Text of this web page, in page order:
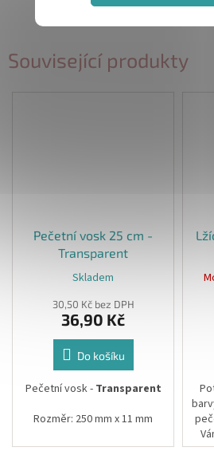
Související produkty
Pečetní vosk 25 cm -
Transparent
Skladem
30,50 Kč bez DPH
36,90 Kč
Do košíku
Pečetní vosk - Transparent
Rozměr: 250 mm x 11 mm
Uvedená cena je za 1 ks